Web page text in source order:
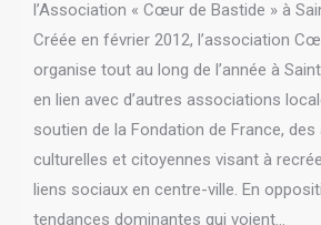
l’Association « Cœur de Bastide » à
Créée en février 2012, l’association
organise tout au long de l’année à
en lien avec d’autres associations
soutien de la Fondation de France,
culturelles et citoyennes visant à
liens sociaux en centre-ville. En
tendances dominantes qui voient…